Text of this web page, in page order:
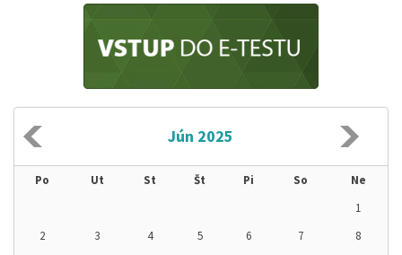
Jún 2025
Po Ut St Št Pi So
Ne
1
2
3 4 5 6 7
8